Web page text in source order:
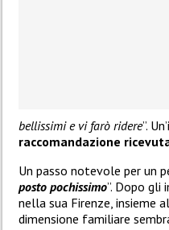
bellissimi e vi farò ridere”.
raccomandazione
Un passo notevole per un
posto pochissimo”. Dopo gli
nella sua Firenze, insieme
dimensione familiare